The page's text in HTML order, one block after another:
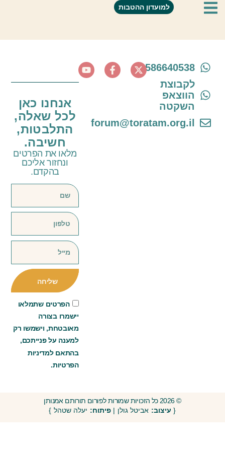
למועדון ההטבות
בשביל הזוגיות
0586640538
לקבוצת
הווצאפ
השקטה
forum@toratam.org.il
אנחנו כאן
לכל שאלה,
התלבטות,
חשיבה.
מלאו את הפרטים
ונחזור אליכם
בהקדם.
הפרטים שתמלאו
יישמרו בצורה
מאובטחת, וישמשו רק
למענה על פנייתכם,
בהתאם למדיניות
הפרטיות.
שליחה
© 2026 כל הזכויות שמורות לפורום תורותם אמנותן
{ עיצוב: אביטל גולן | פיתוח: יעלה שטהל }